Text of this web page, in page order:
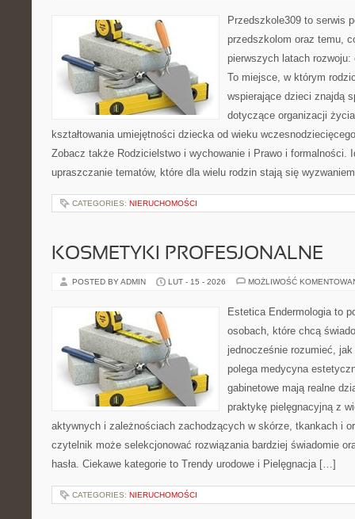
Przedszkole309 to serwis
przedszkolom oraz temu,
pierwszych latach
To miejsce, w którym
wspierające dzieci znajdą
dotyczące organizacji
kształtowania umiejętności dziecka od wieku
Zobacz także Rodzicielstwo i wychowanie i Prawo i formalności.
upraszczanie tematów, które dla wielu rodzin stają się
CATEGORIES: NIERUCHOMOŚCI
KOSMETYKI PROFESJONALNE
POSTED BY ADMIN LUT - 15 - 2026 MOŻLIWOŚĆ
Estetica Endermologia to
osobach, które chcą
jednocześnie rozumieć,
polega medycyna
gabinetowe mają realne
praktykę pielęgnacyjną z
aktywnych i zależnościach zachodzących w skórze, tkankach i
czytelnik może selekcjonować rozwiązania bardziej świadomie
hasła. Ciekawe kategorie to Trendy urodowe i Pielęgnacja […]
CATEGORIES: NIERUCHOMOŚCI